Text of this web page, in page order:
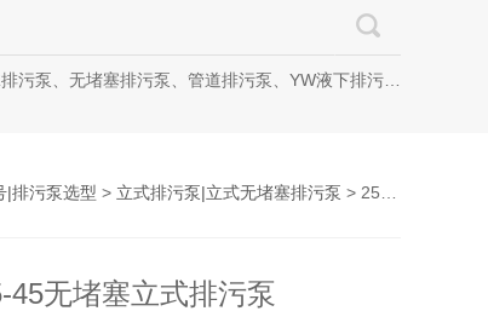
、管道排污泵、YW液下排污泵、立式无堵塞排污泵、管道离心泵、无堵塞自吸泵、不锈钢离心泵
|排污泵选型 > 立式排污泵|立式无堵塞排污泵 > 250LW600-15-45无堵塞立式排污泵
45无堵塞立式排污泵